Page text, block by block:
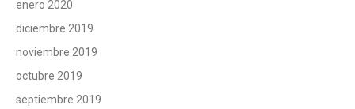
enero 2020
diciembre 2019
noviembre 2019
octubre 2019
septiembre 2019